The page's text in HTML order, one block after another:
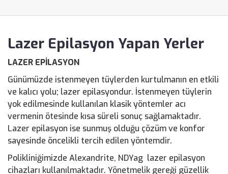
Lazer Epilasyon Yapan Yerler
LAZER EPİLASYON
Günümüzde istenmeyen tüylerden kurtulmanın en etkili
ve kalıcı yolu; lazer epilasyondur. İstenmeyen tüylerin
yok edilmesinde kullanılan klasik yöntemler acı
vermenin ötesinde kısa süreli sonuç sağlamaktadır.
Lazer epilasyon ise sunmuş olduğu çözüm ve konfor
sayesinde öncelikli tercih edilen yöntemdir.
Polikliniğimizde Alexandrite, NDYag lazer epilasyon
cihazları kullanılmaktadır. Yönetmelik gereği güzellik